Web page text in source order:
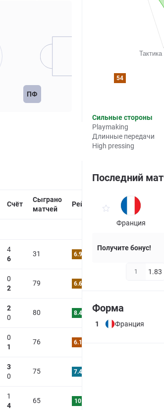
ПФ
54
Сильные стороны
Playmaking
Длинные передачи
High pressing
Счёт
Сыграно
матчей
Рейтинг
4
6
31 6.9
0
2
79 6.6
2
0
80 8.4
0
1
76 6.1
3
0
75 7.4
1
4
65 10
Последний
Франция
Получите бонус!
1 1.83
Форма
1 Франция